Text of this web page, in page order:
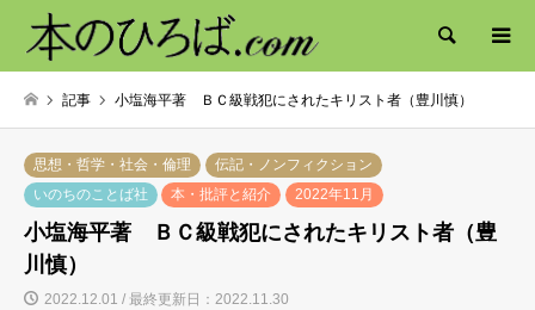
検索
記事 小塩海平著 ＢＣ級戦犯にされたキリスト者（豊川慎）
思想・哲学・社会・倫理
伝記・ノンフィクション
いのちのことば社
本・批評と紹介 2022年11月
小塩海平著 ＢＣ級戦犯にされたキリスト者（豊
川慎）
2022.12.01 / 最終更新日：2022.11.30